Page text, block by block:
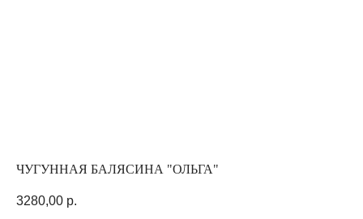
ЧУГУННАЯ БАЛЯСИНА "ОЛЬГА"
3280,00 р.